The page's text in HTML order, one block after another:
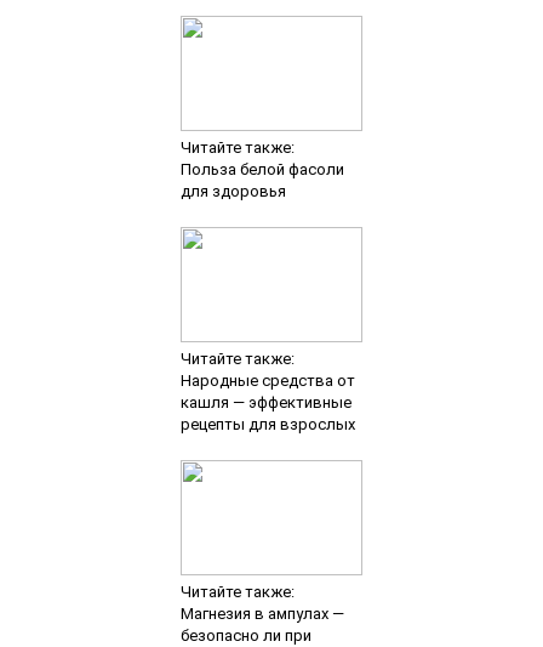
Читайте также:
Польза белой фасоли
для здоровья
Читайте также:
Народные средства от
кашля — эффективные
рецепты для взрослых
Читайте также:
Магнезия в ампулах —
безопасно ли при